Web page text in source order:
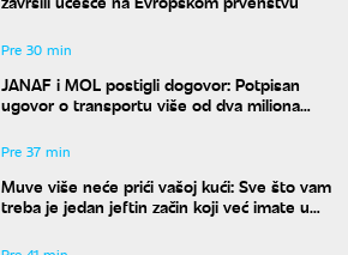
Pre 30 min
JANAF i MOL postigli dogovor: Potpisan
ugovor o transportu više od dva miliona
Pre 37 min
Muve više neće prići vašoj kući: Sve što vam
treba je jedan jeftin začin koji već imate u